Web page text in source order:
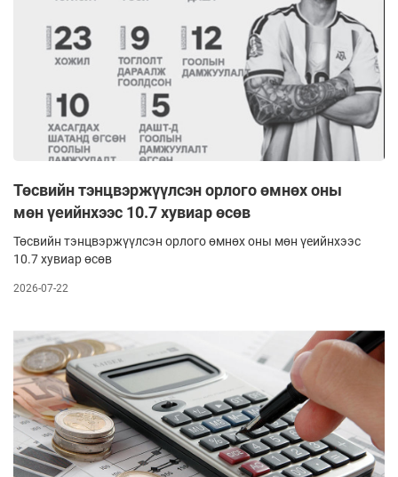
Төсвийн тэнцвэржүүлсэн орлого өмнөх оны
мөн үеийнхээс 10.7 хувиар өсөв
Төсвийн тэнцвэржүүлсэн орлого өмнөх оны мөн үеийнхээс
10.7 хувиар өсөв
2026-07-22